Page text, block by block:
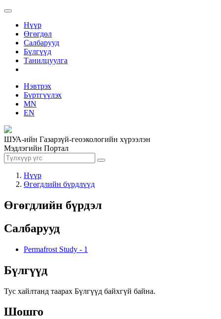
Нүүр
Өгөгдөл
Салбарууд
Бүлгүүд
Танилцуулга
Нэвтрэх
Бүртгүүлэх
MN
EN
ШУА-ийн Газарзүй-геоэкологийн хүрээлэн
Мэдлэгийн Портал
Нүүр
Өгөгдлийн бүрдлүүд
Өгөгдлийн бүрдэл
Салбарууд
Permafrost Study - 1
Бүлгүүд
Тус хайлтанд таарах Бүлгүүд байхгүй байна.
Шошго